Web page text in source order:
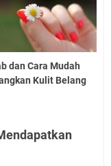
dan Cara Mudah
Kulit Belang